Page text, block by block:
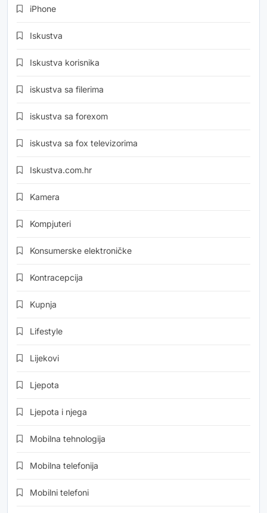
iPhone
Iskustva
Iskustva korisnika
iskustva sa filerima
iskustva sa forexom
iskustva sa fox televizorima
Iskustva.com.hr
Kamera
Kompjuteri
Konsumerske elektroničke
Kontracepcija
Kupnja
Lifestyle
Lijekovi
Ljepota
Ljepota i njega
Mobilna tehnologija
Mobilna telefonija
Mobilni telefoni